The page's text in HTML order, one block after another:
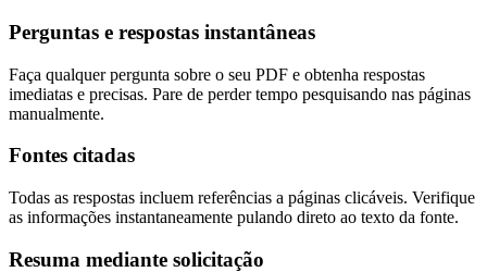
Perguntas e respostas instantâneas
Faça qualquer pergunta sobre o seu PDF e obtenha respostas
imediatas e precisas. Pare de perder tempo pesquisando nas páginas
manualmente.
Fontes citadas
Todas as respostas incluem referências a páginas clicáveis. Verifique
as informações instantaneamente pulando direto ao texto da fonte.
Resuma mediante solicitação